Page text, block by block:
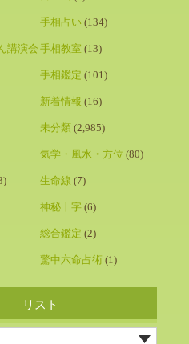
手相占い (134)
講演会 手相教室 (13)
手相鑑定 (101)
新着情報 (16)
未分類 (2,985)
気学・風水・方位 (80)
生命線 (7)
神秘十字 (6)
総合鑑定 (2)
驚中六命占術 (1)
リスト